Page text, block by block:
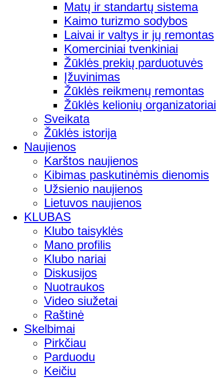
Matų ir standartų sistema
Kaimo turizmo sodybos
Laivai ir valtys ir jų remontas
Komerciniai tvenkiniai
Žūklės prekių parduotuvės
Įžuvinimas
Žūklės reikmenų remontas
Žūklės kelionių organizatoriai
Sveikata
Žūklės istorija
Naujienos
Karštos naujienos
Kibimas paskutinėmis dienomis
Užsienio naujienos
Lietuvos naujienos
KLUBAS
Klubo taisyklės
Mano profilis
Klubo nariai
Diskusijos
Nuotraukos
Video siužetai
Raštinė
Skelbimai
Pirkčiau
Parduodu
Keičiu